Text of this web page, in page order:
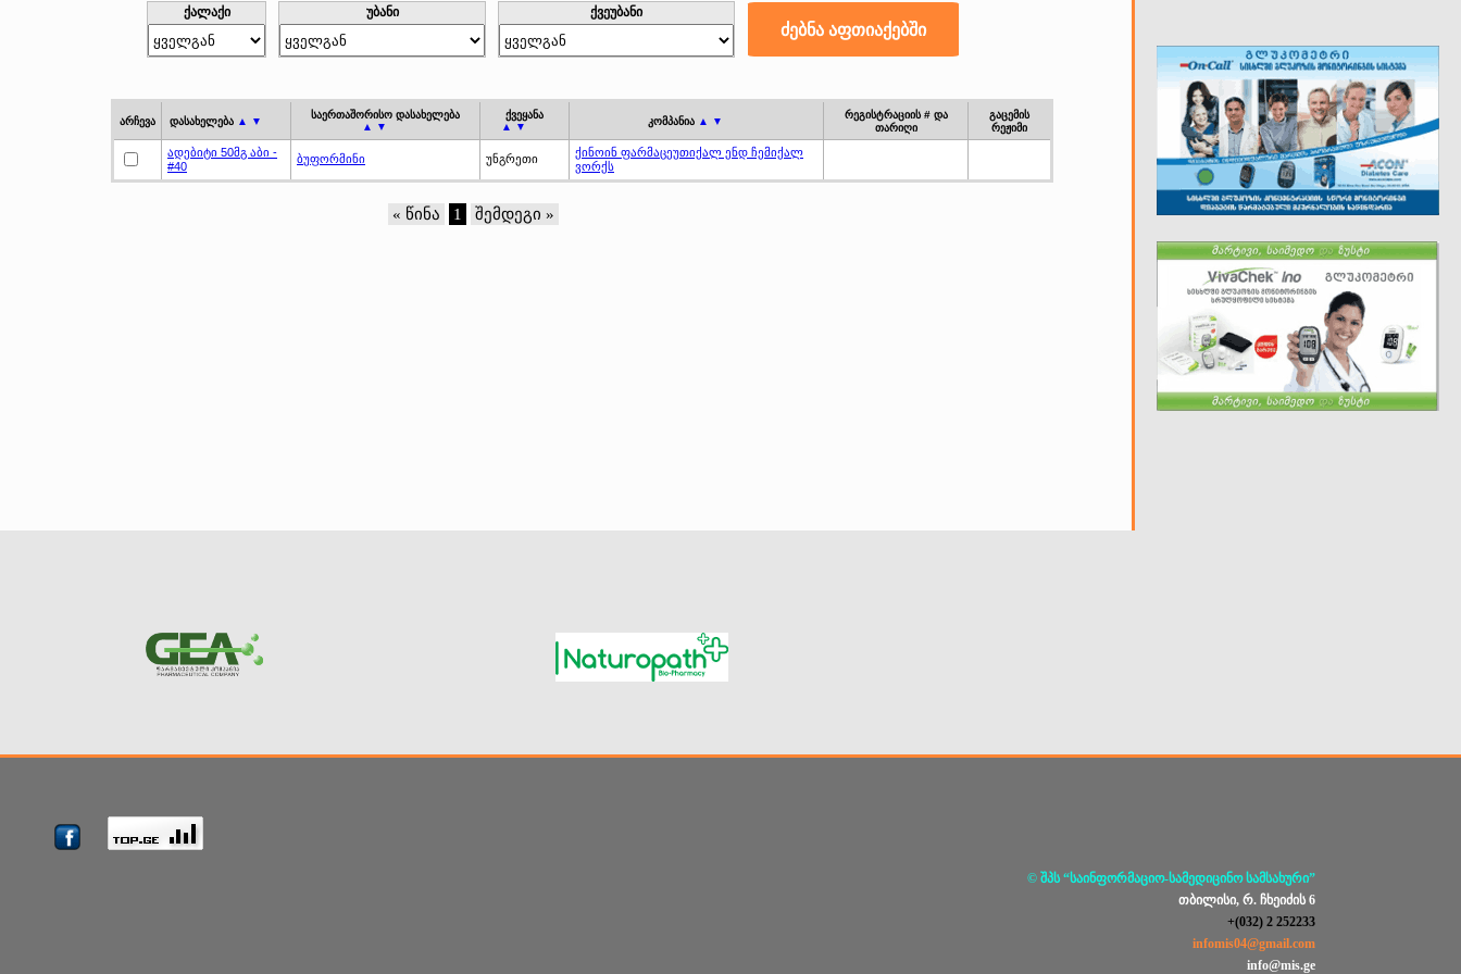
ქალაქი უბანი ქვეუბანი
არჩევა დასახელება ▲ ▼
საერთაშორისო დასახელება
▲ ▼
ქვეყანა
▲ ▼
კომპანია ▲ ▼
რეგისტრაციის # და
თარიღი
გაცემის
რეჟიმი
ადებიტი 50მგ აბი -
#40
ბუფორმინი უნგრეთი
ქინოინ ფარმაცეუთიქალ ენდ ჩემიქალ
ვორქს
« წინა 1 შემდეგი »
© შპს “საინფორმაციო-სამედიცინო სამსახური”
თბილისი, რ. ჩხეიძის 6
+(032) 2 252233
infomis04@gmail.com
info@mis.ge